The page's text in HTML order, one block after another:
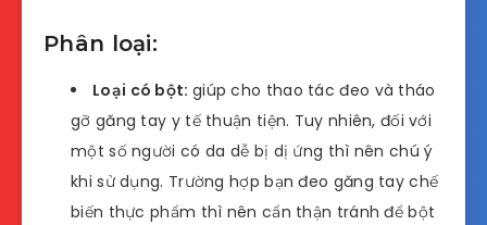
Phân loại:
Loại có bột: giúp cho thao tác đeo và tháo
gỡ găng tay y tế thuận tiện. Tuy nhiên, đối với
một số người có da dễ bị dị ứng thì nên chú ý
khi sử dụng. Trường hợp bạn đeo găng tay chế
biến thực phẩm thì nên cẩn thận tránh để bột